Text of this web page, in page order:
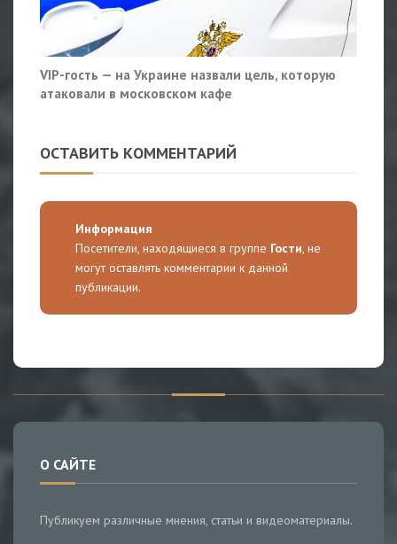
VIP-гость — на Украине назвали цель, которую
атаковали в московском кафе
ОСТАВИТЬ КОММЕНТАРИЙ
Информация
Посетители, находящиеся в группе Гости, не
могут оставлять комментарии к данной
публикации.
О САЙТЕ
Публикуем различные мнения, статьи и видеоматериалы.